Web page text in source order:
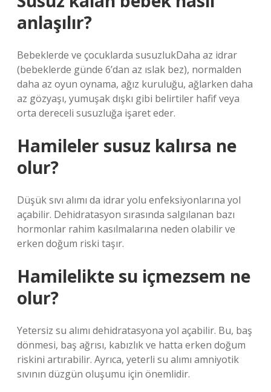
anlaşılır?
Bebeklerde ve çocuklarda susuzlukDaha az idrar
(bebeklerde günde 6’dan az ıslak bez), normalden
daha az oyun oynama, ağız kuruluğu, ağlarken daha
az gözyaşı, yumuşak dışkı gibi belirtiler hafif veya
orta dereceli susuzluğa işaret eder.
Hamileler susuz kalırsa ne
olur?
Düşük sıvı alımı da idrar yolu enfeksiyonlarına yol
açabilir. Dehidratasyon sırasında salgılanan bazı
hormonlar rahim kasılmalarına neden olabilir ve
erken doğum riski taşır.
Hamilelikte su içmezsem ne
olur?
Yetersiz su alımı dehidratasyona yol açabilir. Bu, baş
dönmesi, baş ağrısı, kabızlık ve hatta erken doğum
riskini artırabilir. Ayrıca, yeterli su alımı amniyotik
sıvının düzgün oluşumu için önemlidir.